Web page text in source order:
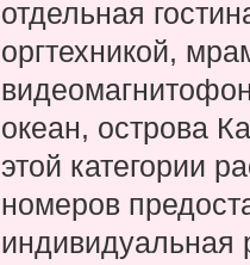
отдельная
оргтехникой,
океан, острова
этой категории
номеров
индивидуальная